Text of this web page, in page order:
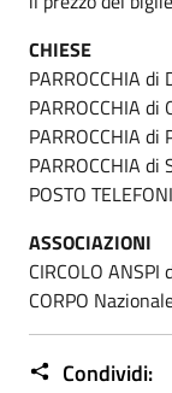
CHIESE
PARROCCHIA
PARROCCHIA
PARROCCHIA
PARROCCHIA
POSTO
ASSOCIAZIONI
CIRCOLO
CORPO
Condividi: